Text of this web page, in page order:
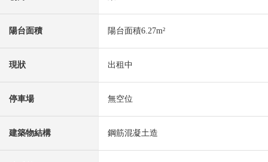
陽台面積 陽台面積6.27m²
現狀 出租中
停車場 無空位
建築物結構 鋼筋混凝土造